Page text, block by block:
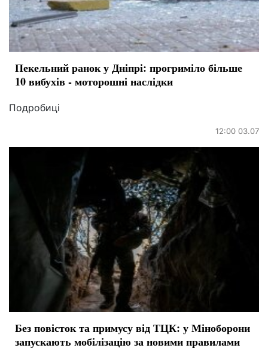
Пекельний ранок у Дніпрі: прогриміло більше
10 вибухів - моторошні наслідки
Подробиці
12:00 03.07
Без повісток та примусу від ТЦК: у Міноборони
запускають мобілізацію за новими правилами